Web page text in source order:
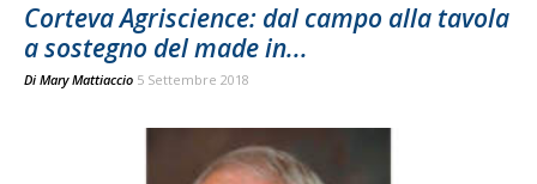
Corteva Agriscience: dal campo alla tavola
a sostegno del made in...
Di Mary Mattiaccio 5 Settembre 2018